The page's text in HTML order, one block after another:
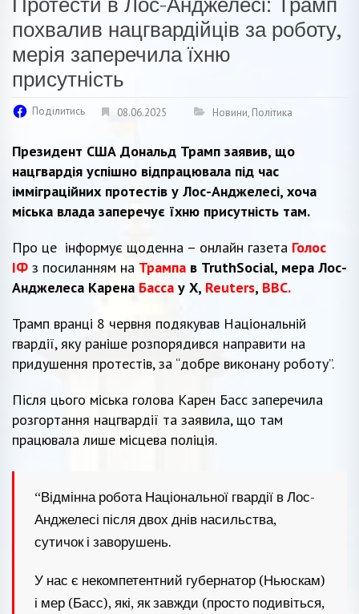
похвалив нацгвардійців за роботу,
мерія заперечила їхню
присутність
Поділитись 08.06.2025 Новини, Політика
Президент США Дональд Трамп заявив, що
нацгвардія успішно відпрацювала під час
імміграційних протестів у Лос-Анджелесі, хоча
міська влада заперечує їхню присутність там.
Про це інформує щоденна – онлайн газета Голос
ІФ з посиланням на Трампа в TruthSocial, мера Лос-
Анджелеса Карена Басса у X, Reuters, BBC.
Трамп вранці 8 червня подякував Національній
гвардії, яку раніше розпорядився направити на
придушення протестів, за “добре виконану роботу”.
Після цього міська голова Карен Басс заперечила
розгортання нацгвардії та заявила, що там
працювала лише місцева поліція.
“Відмінна робота Національної гвардії в Лос-
Анджелесі після двох днів насильства,
сутичок і заворушень.
У нас є некомпетентний губернатор (Ньюскам)
і мер (Басс), які, як завжди (просто подивіться,